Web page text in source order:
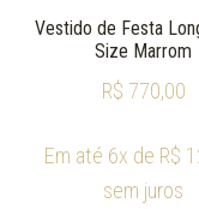
Vestido de Festa
Size Marrom
R$ 770,00
Em até 6x de R$
sem juros